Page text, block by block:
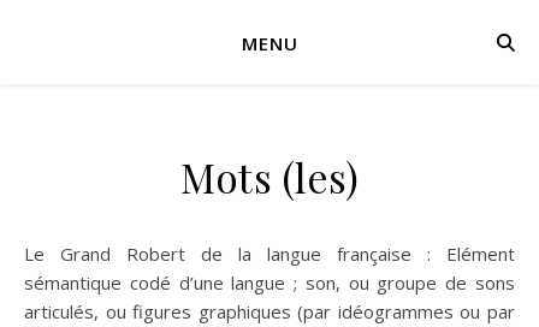
MENU
Mots (les)
Le Grand Robert de la langue française : Elément
sémantique codé d’une langue ; son, ou groupe de sons
articulés, ou figures graphiques (par idéogrammes ou par